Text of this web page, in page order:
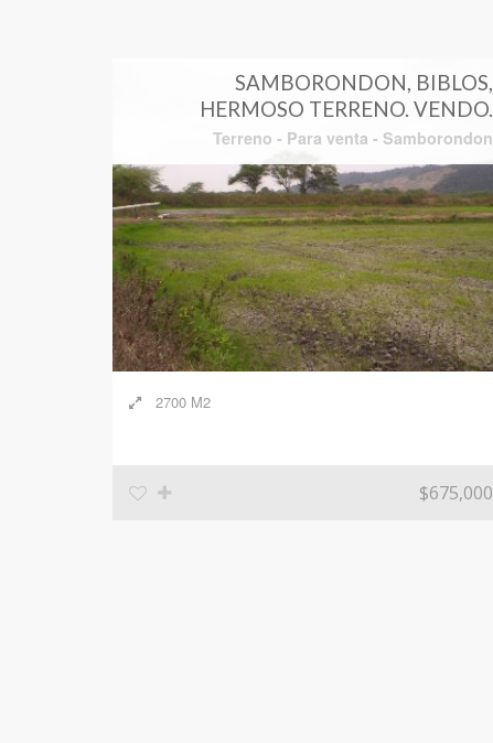
SAMBORONDON, BIBLOS,
HERMOSO TERRENO. VENDO.
Terreno - Para venta - Samborondon
2700 M2
$675,000